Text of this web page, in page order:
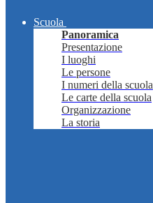
Scuola
Panoramica
Presentazione
I luoghi
Le persone
I numeri della scuola
Le carte della scuola
Organizzazione
La storia